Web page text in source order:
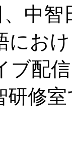
、中
にお
ブ配
研修